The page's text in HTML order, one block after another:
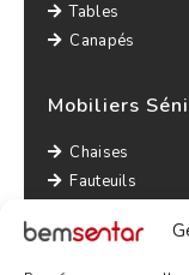
Tables
Canapés
Mobiliers
Chaises
Fauteuils
Tables